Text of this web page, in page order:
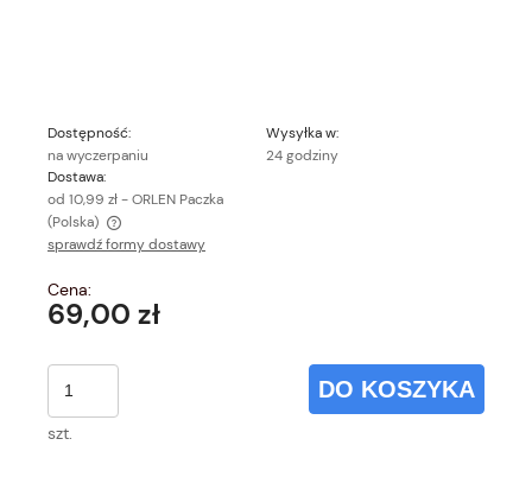
Dostępność:
na wyczerpaniu
Wysyłka w:
24 godziny
Dostawa:
od 10,99 zł- ORLEN Paczka
(Polska)
Cena nie zawiera ewentualnych kosztów płatności
sprawdź formy dostawy
Cena:
69,00 zł
szt.
DO KOSZYKA